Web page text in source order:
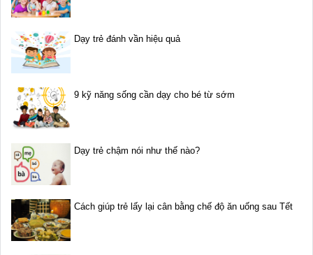
Dạy trẻ đánh vần hiệu quả
9 kỹ năng sống cần dạy cho bé từ sớm
Dạy trẻ chậm nói như thế nào?
Cách giúp trẻ lấy lại cân bằng chế độ ăn uống sau Tết